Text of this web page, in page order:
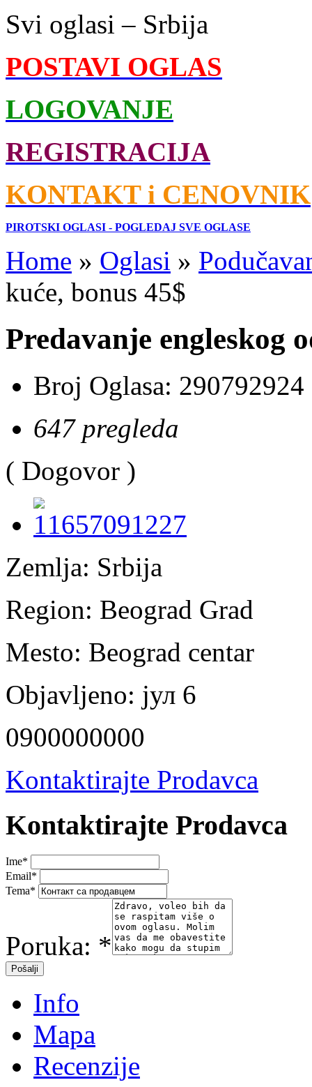
Svi oglasi – Srbija
POSTAVI OGLAS
LOGOVANJE
REGISTRACIJA
KONTAKT i CENOVNIK
PIROTSKI OGLASI - POGLEDAJ SVE OGLASE
Home » Oglasi »
kuće, bonus 45$
Predavanje engleskog
Broj Oglasa: 290792924
647 pregleda
( Dogovor )
Zemlja: Srbija
Region: Beograd Grad
Mesto: Beograd centar
Objavljeno: јул 6
0900000000
Kontaktirajte Prodavca
Kontaktirajte Prodavca
Ime*
Email*
Tema*
Poruka: *
Info
Mapa
Recenzije